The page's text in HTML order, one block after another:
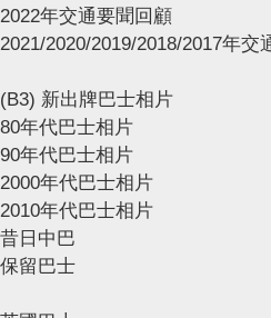
2022年交通要聞回顧
2021/2020/2019/2018/2017年交
(B3) 新出牌巴士相片
80年代巴士相片
90年代巴士相片
2000年代巴士相片
2010年代巴士相片
昔日中巴
保留巴士